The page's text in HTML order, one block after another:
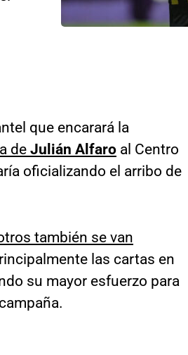
que encarará la
de Julián Alfaro al Centro
oficializando el arribo de
también se van
las cartas en
su mayor esfuerzo para